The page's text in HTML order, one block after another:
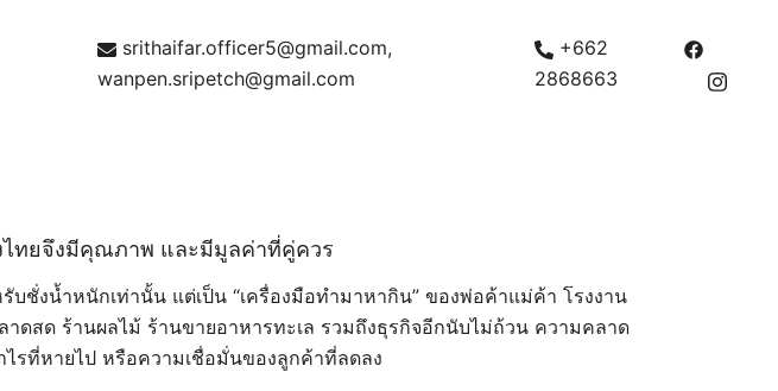
srithaifar.officer5@gmail.com,
wanpen.sripetch@gmail.com
+662
2868663
ไทยจึงมีคุณภาพ และมีมูลค่าที่คู่ควร
บชั่งน้ำหนักเท่านั้น แต่เป็น “เครื่องมือทำมาหากิน” ของพ่อค้าแม่ค้า โรงงาน
าดสด ร้านผลไม้ ร้านขายอาหารทะเล รวมถึงธุรกิจอีกนับไม่ถ้วน ความคลาด
ไรที่หายไป หรือความเชื่อมั่นของลูกค้าที่ลดลง